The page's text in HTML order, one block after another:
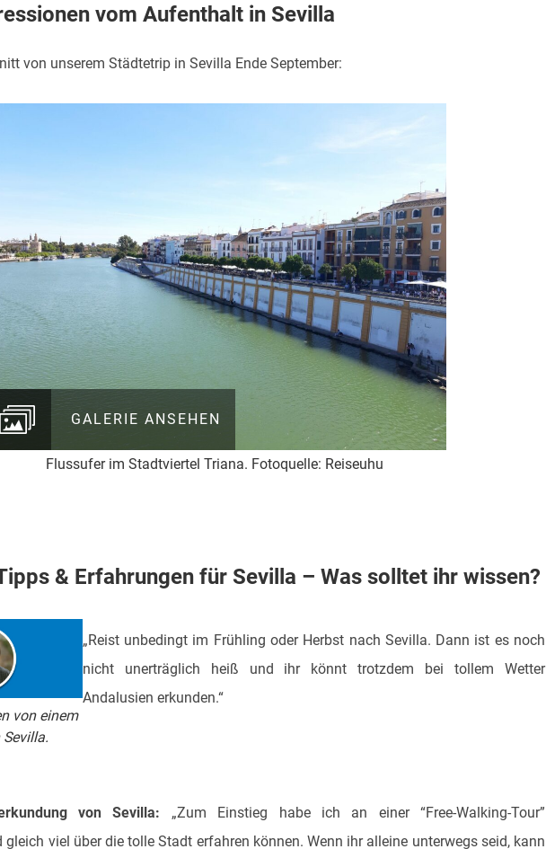
vom Aufenthalt in Sevilla
von unserem Städtetrip in Sevilla Ende September:
Flussufer im Stadtviertel Triana. Fotoquelle: Reiseuhu
GALERIE ANSEHEN
& Erfahrungen für Sevilla – Was solltet ihr wissen?
von einem
„Reist unbedingt im Frühling oder Herbst nach Sevilla. Dann ist es noch
nicht unerträglich heiß und ihr könnt trotzdem bei tollem Wetter
Andalusien erkunden.“
von Sevilla: „Zum Einstieg habe ich an einer “Free-Walking-Tour”
viel über die tolle Stadt erfahren können. Wenn ihr alleine unterwegs seid, kann